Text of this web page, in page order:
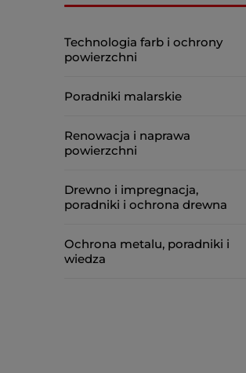
Technologia farb i ochrony
powierzchni
Poradniki malarskie
Renowacja i naprawa
powierzchni
Drewno i impregnacja,
poradniki i ochrona drewna
Ochrona metalu, poradniki i
wiedza